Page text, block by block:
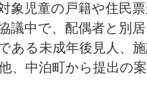
象児童の戸籍や住民
議中で、配偶者と別
ある未成年後見人、
、中泊町から提出の